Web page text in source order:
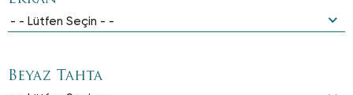
- - Lütfen Seçin - -
Beyaz Tahta